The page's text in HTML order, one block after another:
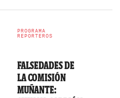
PROGRAMA
REPORTEROS
FALSEDADES DE
LA COMISIÓN
MUÑANTE: